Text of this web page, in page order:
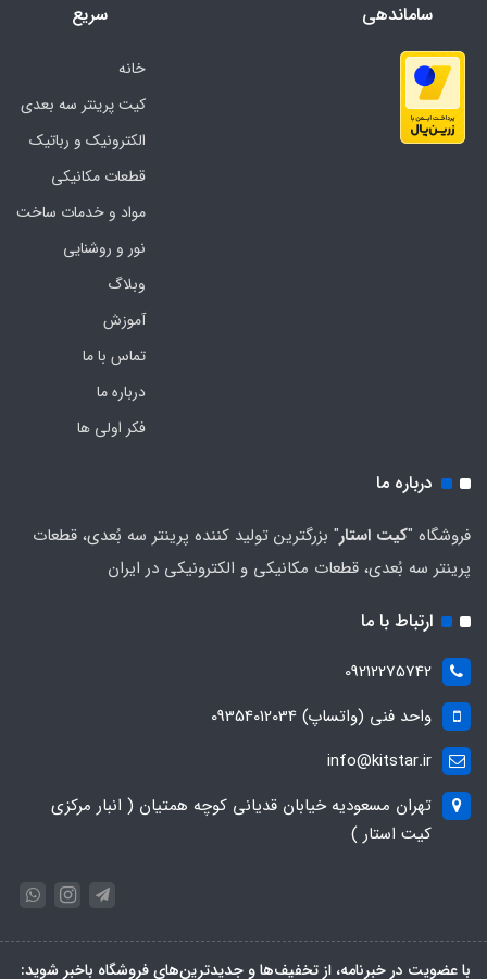
ساماندهی
سریع
خانه
کیت پرینتر سه بعدی
الکترونیک و رباتیک
قطعات مکانیکی
مواد و خدمات ساخت
نور و روشنایی
وبلاگ
آموزش
تماس با ما
درباره ما
فکر اولی ها
درباره ما
فروشگاه "کیت استار" بزرگترین تولید کننده پرینتر سه بُعدی، قطعات
پرینتر سه بُعدی، قطعات مکانیکی و الکترونیکی در ایران
ارتباط با ما
09212275742
واحد فنی (واتساپ) 09354012034
info@kitstar.ir
تهران مسعودیه خیابان قدیانی کوچه همتیان ( انبار مرکزی
کیت استار )
با عضویت در خبرنامه، از تخفیف‌ها و جدیدترین‌های فروشگاه باخبر شوید: